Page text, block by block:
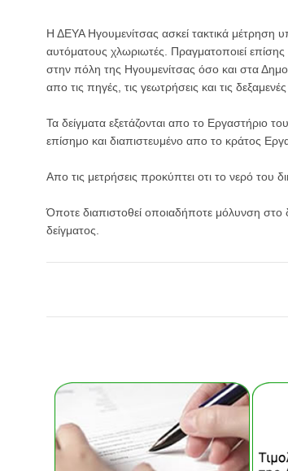
Η ΔΕΥΑ Ηγουμενίτσας ασκεί τακτικά μέτρηση
αυτόματους χλωριωτές. Πραγματοποιεί επίσης
στην πόλη της Ηγουμενίτσας όσο και στα
απο τις πηγές, τις γεωτρήσεις και τις
Τα δείγματα εξετάζονται απο το Εργαστήριο
επίσημο και διαπιστευμένο απο το κράτος
Απο τις μετρήσεις προκύπτει οτι το νερό του
Όποτε διαπιστοθεί οποιαδήποτε μόλυνση στο
δείγματος.